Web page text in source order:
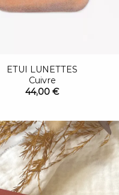
ETUI LUNETTES
Cuivre
44,00 €